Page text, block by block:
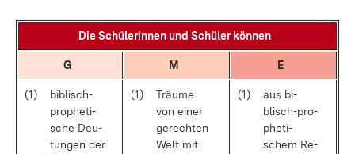
Die Schü­le­rin­nen und Schü­ler kön­nen
G M E
(1)
bi­blisch-
pro­phe­ti­
sche Deu­
tun­gen der
(1)
Träu­me
von ei­ner
ge­rech­ten
Welt mit
(1)
aus bi­
blisch-pro­
phe­ti­
schem Re­